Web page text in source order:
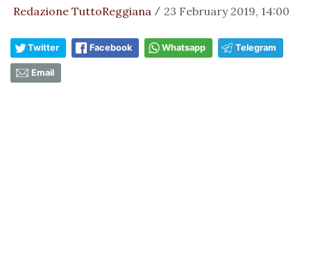
Redazione TuttoReggiana / 23 February 2019, 14:00
Twitter Facebook Whatsapp Telegram
Email